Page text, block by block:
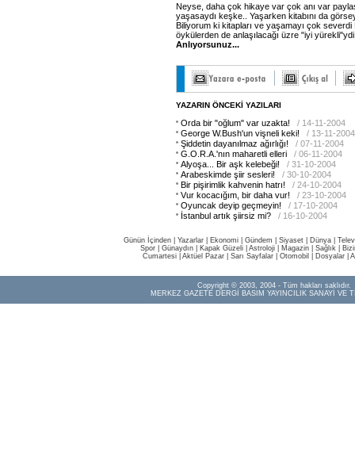
Neyse, daha çok hikaye var çok anı var
yaşasaydı keşke.. Yaşarken kitabını da
Biliyorum ki kitapları ve yaşamayı çok severdi
öykülerden de anlaşılacağı üzre "iyi
Anlıyorsunuz...
YAZARIN ÖNCEKİ YAZILARI
Orda bir "oğlum" var uzakta!
/ 14-11-2004
George W.Bush'un vişneli keki!
/ 13-11-2004
Şiddetin dayanılmaz ağırlığı!
/ 07-11-2004
G.O.R.A.'nın maharetli elleri
/ 06-11-2004
Alyoşa... Bir aşk kelebeği!
/ 31-10-2004
Arabeskimde şiir sesleri!
/ 30-10-2004
Bir pişirimlik kahvenin hatrı!
/ 24-10-2004
Vur kocacığım, bir daha vur!
/ 23-10-2004
Oyuncak deyip geçmeyin!
/ 17-10-2004
İstanbul artık şiirsiz mi?
/ 16-10-2004
Günün İçinden Yazarlar Ekonomi Gündem Siyaset Dünya |
Spor
Günaydın Kapak Güzeli Astroloji Magazin Sağlık
Cumartesi| Aktüel Pazar| Sarı Sayfalar| Otomobil Dosyalar|
Copyright © 2003, 2004 - Tüm hakları saklıdır.
MERKEZ GAZETE DERGİ BASIM YAYINCILIK SANAYİ VE